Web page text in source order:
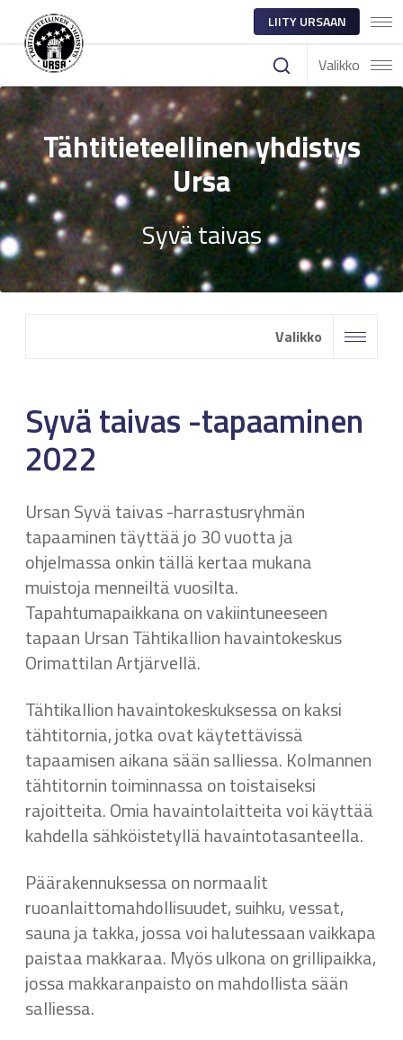
LIITY URSAAN
Valikko
Tähtitieteellinen yhdistys
Ursa
Syvä taivas
Valikko
Syvä taivas -tapaaminen
2022
Ursan Syvä taivas -harrastusryhmän
tapaaminen täyttää jo 30 vuotta ja
ohjelmassa onkin tällä kertaa mukana
muistoja menneiltä vuosilta.
Tapahtumapaikkana on vakiintuneeseen
tapaan Ursan Tähtikallion havaintokeskus
Orimattilan Artjärvellä.
Tähtikallion havaintokeskuksessa on kaksi
tähtitornia, jotka ovat käytettävissä
tapaamisen aikana sään salliessa. Kolmannen
tähtitornin toiminnassa on toistaiseksi
rajoitteita. Omia havaintolaitteita voi käyttää
kahdella sähköistetyllä havaintotasanteella.
Päärakennuksessa on normaalit
ruoanlaittomahdollisuudet, suihku, vessat,
sauna ja takka, jossa voi halutessaan vaikkapa
paistaa makkaraa. Myös ulkona on grillipaikka,
jossa makkaranpaisto on mahdollista sään
salliessa.